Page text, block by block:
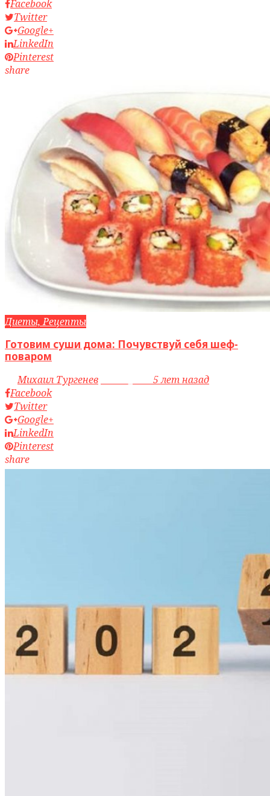
Facebook
Twitter
Google+
LinkedIn
Pinterest
share
Диеты, Рецепты
Готовим суши дома: Почувствуй себя шеф-
поваром
byМихаил Тургенев
5 лет назад
Facebook
Twitter
Google+
LinkedIn
Pinterest
share